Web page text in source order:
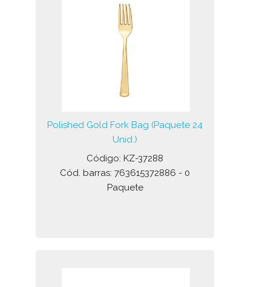
Polished Gold Fork Bag (Paquete 24
Unid.)
Código: KZ-37288
Cód. barras: 763615372886 - 0
Paquete